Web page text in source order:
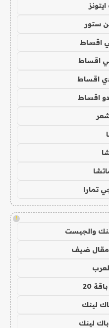
ستور
اقساط
اقساط
اقساط
اقساط
تمارا
!
والجيست
20
لينك
لينك